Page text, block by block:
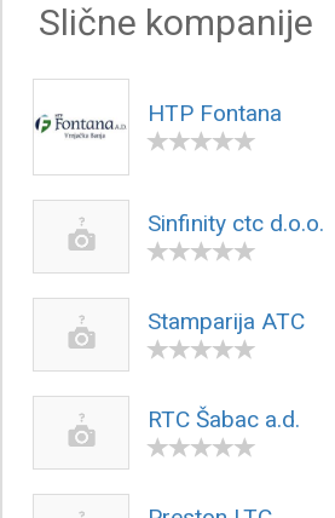
Slične kompanije
HTP Fontana
Sinfinity ctc d.o.o.
Stamparija ATC
RTC Šabac a.d.